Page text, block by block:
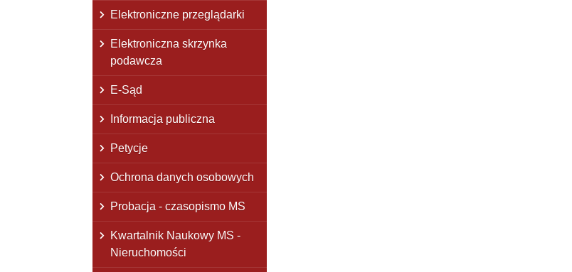
Elektroniczne przeglądarki
Elektroniczna skrzynka
podawcza
E-Sąd
Informacja publiczna
Petycje
Ochrona danych osobowych
Probacja - czasopismo MS
Kwartalnik Naukowy MS -
Nieruchomości